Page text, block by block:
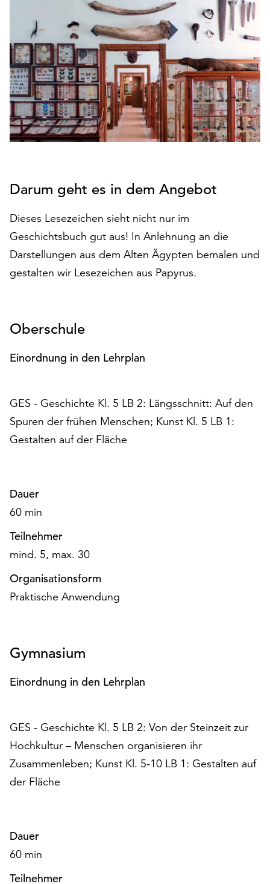
Betrieb
Seite
notwendig
sind
(funktionale
Cookies),
sowie
solche,
anonymen
genutzt
werden.
Klicken
Sie
auf
um
Cookies
können
Ihr
Einverständnis
widerrufen.
Dafür
steht
Ihnen
am
Ende
der
Seite
die
Einstellungen“
zur
Funktionale
auch
ohne
Ihr
Einverständnis
weiterhin
Sie
die
verwendeten
Cookies
Darum geht es in dem Angebot
Dieses Lesezeichen sieht nicht nur im
Geschichtsbuch gut aus! In Anlehnung an die
Darstellungen aus dem Alten Ägypten bemalen und
gestalten wir Lesezeichen aus Papyrus.
Oberschule
Einordnung in den Lehrplan
GES - Geschichte Kl. 5 LB 2: Längsschnitt: Auf den
Spuren der frühen Menschen; Kunst Kl. 5 LB 1:
Gestalten auf der Fläche
Dauer
60 min
Teilnehmer
mind. 5, max. 30
Organisationsform
Praktische Anwendung
Gymnasium
Einordnung in den Lehrplan
GES - Geschichte Kl. 5 LB 2: Von der Steinzeit zur
Hochkultur – Menschen organisieren ihr
Zusammenleben; Kunst Kl. 5-10 LB 1: Gestalten auf
der Fläche
Dauer
60 min
Teilnehmer